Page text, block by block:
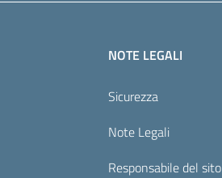
NOTE LEGALI
Sicurezza
Note Legali
Responsabile del sito